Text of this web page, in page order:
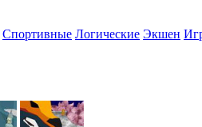
Спортивные Логические Экшен